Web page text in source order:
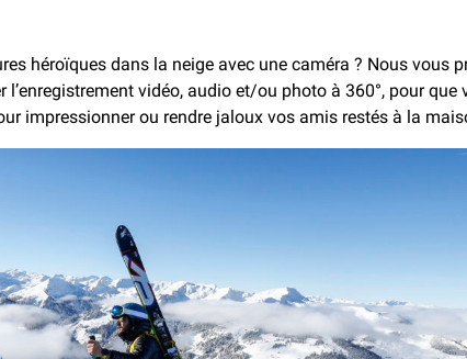
héroïques dans la neige avec une caméra ? Nous vous
vidéo, audio et/ou photo à 360°, pour
impressionner ou rendre jaloux vos amis restés à la